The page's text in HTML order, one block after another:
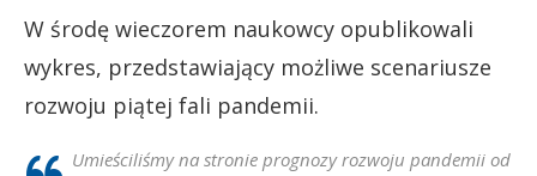
W środę wieczorem naukowcy opublikowali
wykres, przedstawiający możliwe scenariusze
rozwoju piątej fali pandemii.
Umieściliśmy na stronie prognozy rozwoju pandemii od